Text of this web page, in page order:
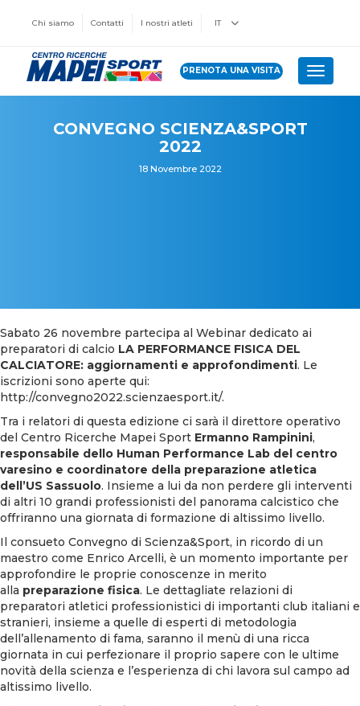
Chi siamo Contatti I nostri atleti IT
PRENOTA UNA VISITA Toggle
CONVEGNO SCIENZA&SPORT
2022
18 Novembre 2022
Sabato 26 novembre partecipa al Webinar dedicato ai
preparatori di calcio LA PERFORMANCE FISICA DEL
CALCIATORE: aggiornamenti e approfondimenti. Le
iscrizioni sono aperte qui:
http://convegno2022.scienzaesport.it/.
Tra i relatori di questa edizione ci sarà il direttore operativo
del Centro Ricerche Mapei Sport Ermanno Rampinini,
responsabile dello Human Performance Lab del centro
varesino e coordinatore della preparazione atletica
dell’US Sassuolo. Insieme a lui da non perdere gli interventi
di altri 10 grandi professionisti del panorama calcistico che
offriranno una giornata di formazione di altissimo livello.
Il consueto Convegno di Scienza&Sport, in ricordo di un
maestro come Enrico Arcelli, è un momento importante per
approfondire le proprie conoscenze in merito
alla preparazione fisica. Le dettagliate relazioni di
preparatori atletici professionistici di importanti club italiani e
stranieri, insieme a quelle di esperti di metodologia
dell’allenamento di fama, saranno il menù di una ricca
giornata in cui perfezionare il proprio sapere con le ultime
novità della scienza e l’esperienza di chi lavora sul campo ad
altissimo livello.